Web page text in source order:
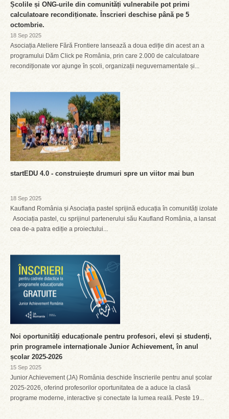
Școlile și ONG-urile din comunități vulnerabile pot primi
calculatoare recondiționate. Înscrieri deschise până pe 5
octombrie.
18 Sep 2025
Asociația Ateliere Fără Frontiere lansează a doua ediție din acest an a
programului Dăm Click pe România, prin care 2.000 de calculatoare
recondiționate vor ajunge în școli, organizații neguvernamentale și...
startEDU 4.0 - construiește drumuri spre un viitor mai bun
18 Sep 2025
Kaufland România și Asociația pastel sprijină educația în comunități izolate
Asociația pastel, cu sprijinul partenerului său Kaufland România, a lansat
cea de-a patra ediție a proiectului...
Noi oportunități educaționale pentru profesori, elevi și studenți,
prin programele internaționale Junior Achievement, în anul
școlar 2025-2026
15 Sep 2025
Junior Achievement (JA) România deschide înscrierile pentru anul școlar
2025-2026, oferind profesorilor oportunitatea de a aduce la clasă
programe moderne, interactive și conectate la lumea reală. Peste 19...